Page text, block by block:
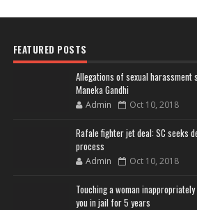
FEATURED POSTS
Allegations of sexual harassment
Maneka Gandhi
Admin Oct 10, 2018
Rafale fighter jet deal: SC seeks
process
Admin Oct 10, 2018
Touching a woman
you in jail for 5 years